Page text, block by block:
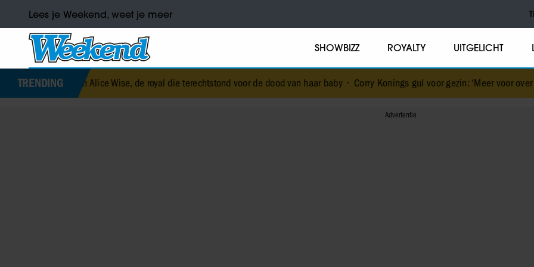
Lees je Weekend, weet je meer
SHOWBIZZ ROYALTY UITGELICHT
TRENDING
Alice Wise, de royal die terechtstond voor de dood van haar baby•Corry Konings gul voor gezin: ‘Meer voor over dan voor